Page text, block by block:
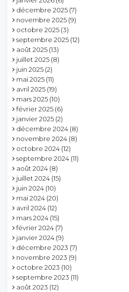
décembre 2025 (7)
novembre 2025 (9)
octobre 2025 (3)
septembre 2025 (12)
août 2025 (13)
juillet 2025 (8)
juin 2025 (2)
mai 2025 (11)
avril 2025 (19)
mars 2025 (10)
février 2025 (6)
janvier 2025 (2)
décembre 2024 (8)
novembre 2024 (8)
octobre 2024 (12)
septembre 2024 (11)
août 2024 (8)
juillet 2024 (15)
juin 2024 (10)
mai 2024 (20)
avril 2024 (12)
mars 2024 (15)
février 2024 (7)
janvier 2024 (9)
décembre 2023 (7)
novembre 2023 (9)
octobre 2023 (10)
septembre 2023 (11)
août 2023 (12)